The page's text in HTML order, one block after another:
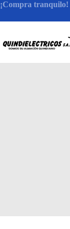
Saltar
contenido
¡Compra tranquilo!